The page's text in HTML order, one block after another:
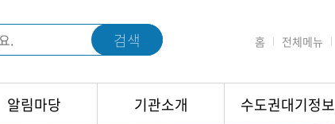
검색 홈 전체메뉴
알림마당 기관소개 수도권대기정보